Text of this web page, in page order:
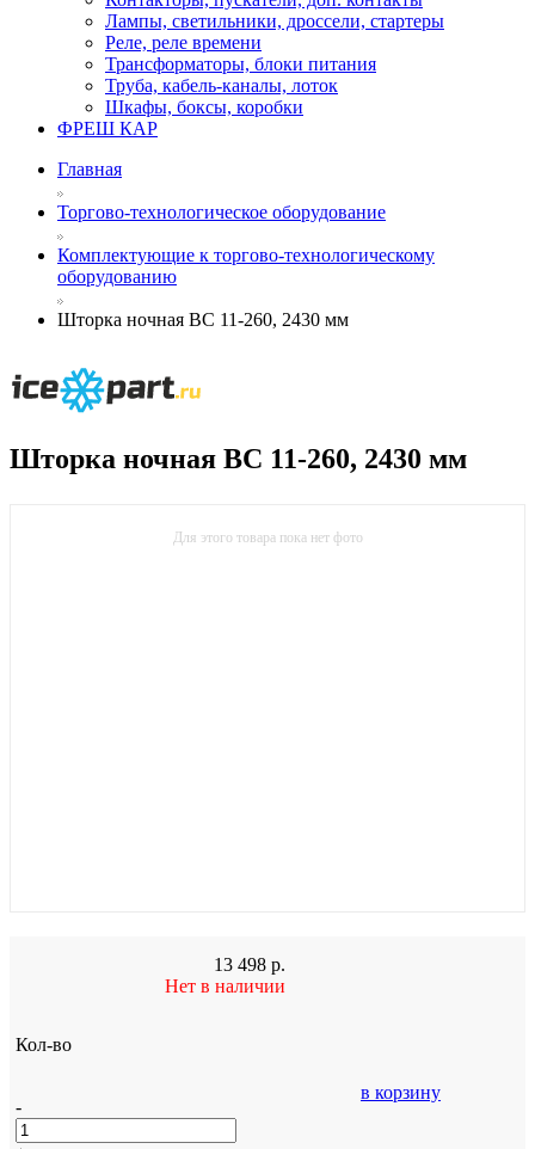
Лампы, светильники, дроссели, стартеры
Реле, реле времени
Трансформаторы, блоки питания
Труба, кабель-каналы, лоток
Шкафы, боксы, коробки
ФРЕШ КАР
Главная
Торгово-технологическое оборудование
Комплектующие к торгово-технологическому
оборудованию
Шторка ночная ВС 11-260, 2430 мм
Шторка ночная ВС 11-260, 2430 мм
Для этого товара пока нет фото
13 498 р.
Нет в наличии
Кол-во
-
в корзину